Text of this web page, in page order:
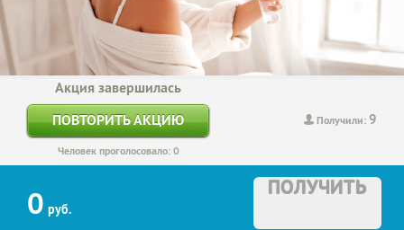
Получили:9
Акция завершилась
ПОВТОРИТЬ АКЦИЮ
Человек проголосовало: 0
0 руб.
ПОЛУЧИТЬ